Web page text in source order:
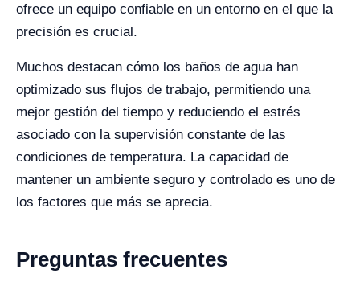
ofrece un equipo confiable en un entorno en el que la
precisión es crucial.
Muchos destacan cómo los baños de agua han
optimizado sus flujos de trabajo, permitiendo una
mejor gestión del tiempo y reduciendo el estrés
asociado con la supervisión constante de las
condiciones de temperatura. La capacidad de
mantener un ambiente seguro y controlado es uno de
los factores que más se aprecia.
Preguntas frecuentes